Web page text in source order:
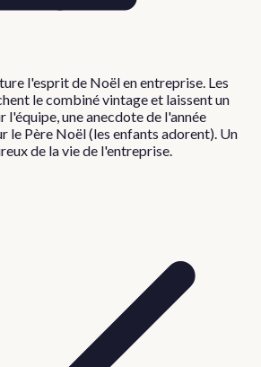
l'esprit de Noël en entreprise. Les
le combiné vintage et laissent un
l'équipe, une anecdote de l'année
le Père Noël (les enfants adorent). Un
de la vie de l'entreprise.